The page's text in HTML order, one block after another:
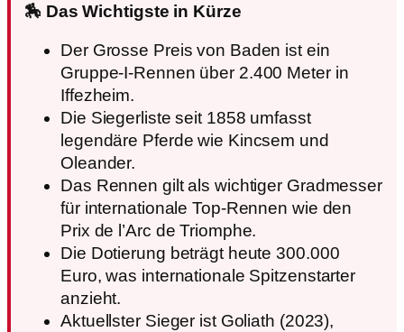
🏇 Das Wichtigste in Kürze
Der Grosse Preis von Baden ist ein
Gruppe-I-Rennen über 2.400 Meter in
Iffezheim.
Die Siegerliste seit 1858 umfasst
legendäre Pferde wie Kincsem und
Oleander.
Das Rennen gilt als wichtiger Gradmesser
für internationale Top-Rennen wie den
Prix de l’Arc de Triomphe.
Die Dotierung beträgt heute 300.000
Euro, was internationale Spitzenstarter
anzieht.
Aktuellster Sieger ist Goliath (2023),